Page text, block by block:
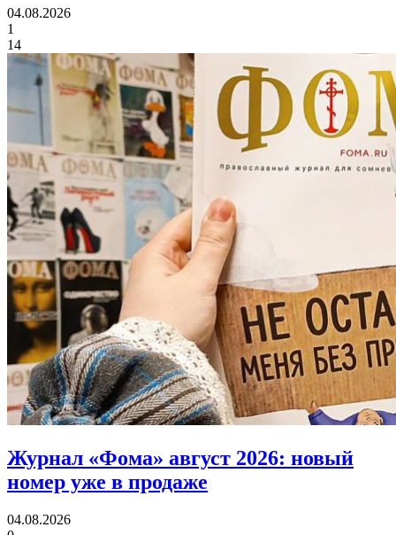
04.08.2026
1
14
Журнал «Фома» август 2026: новый
номер уже в продаже
04.08.2026